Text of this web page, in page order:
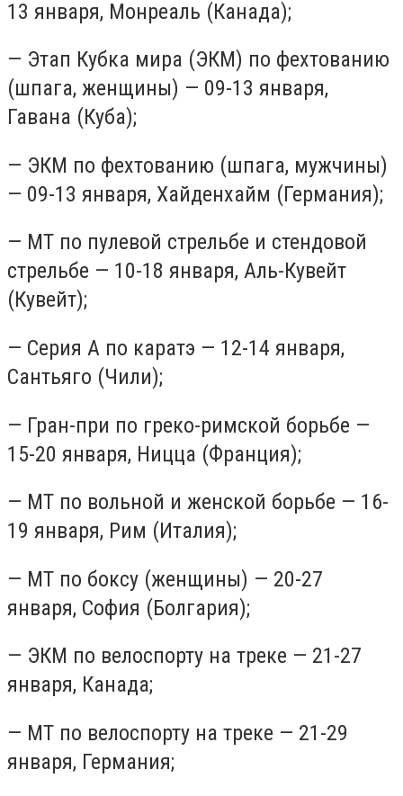
13 января, Монреаль (Канада);
— Этап Кубка мира (ЭКМ) по фехтованию
(шпага, женщины) — 09-13 января,
Гавана (Куба);
— ЭКМ по фехтованию (шпага, мужчины)
— 09-13 января, Хайденхайм (Германия);
— МТ по пулевой стрельбе и стендовой
стрельбе — 10-18 января, Аль-Кувейт
(Кувейт);
— Серия А по каратэ — 12-14 января,
Сантьяго (Чили);
— Гран-при по греко-римской борьбе —
15-20 января, Ницца (Франция);
— МТ по вольной и женской борьбе — 16-
19 января, Рим (Италия);
— МТ по боксу (женщины) — 20-27
января, София (Болгария);
— ЭКМ по велоспорту на треке — 21-27
января, Канада;
— МТ по велоспорту на треке — 21-29
января, Германия;